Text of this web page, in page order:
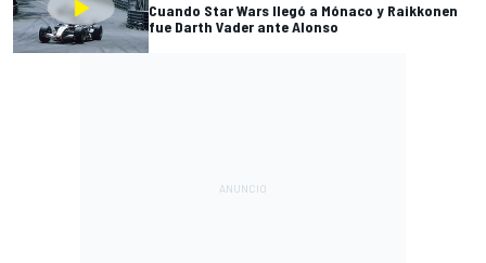
Cuando Star Wars llegó a Mónaco y Raikkonen
fue Darth Vader ante Alonso